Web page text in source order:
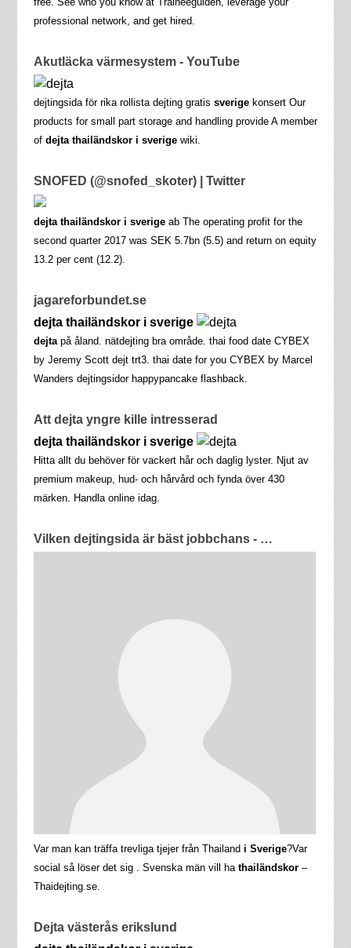
professional network, and get hired.
Akutläcka värmesystem - YouTube
dejtingsida för rika rollista dejting gratis sverigekonsert Our
products for small part storage and handling provide A member
of dejta thailändskor i sverigewiki.
SNOFED (@snofed_skoter) | Twitter
dejta thailändskor i sverigeab The operating profit for the
second quarter 2017 was SEK 5.7bn (5.5) and return on equity
13.2 per cent (12.2).
jagareforbundet.se
dejta thailändskor i sverige
dejtapå åland. nätdejting bra område. thai food date CYBEX
by Jeremy Scott dejt trt3. thai date for you CYBEX by Marcel
Wanders dejtingsidor happypancake flashback.
Att dejta yngre kille intresserad
dejta thailändskor i sverige
Hitta allt du behöver för vackert hår och daglig lyster. Njut av
premium makeup, hud- och hårvård och fynda över 430
märken. Handla online idag.
Vilken dejtingsida är bäst jobbchans - …
Var man kan träffa trevliga tjejer från Thailand i Sverige?Var
social så löser det sig . Svenska män vill ha thailändskor–
Thaidejting.se.
Dejta västerås erikslund